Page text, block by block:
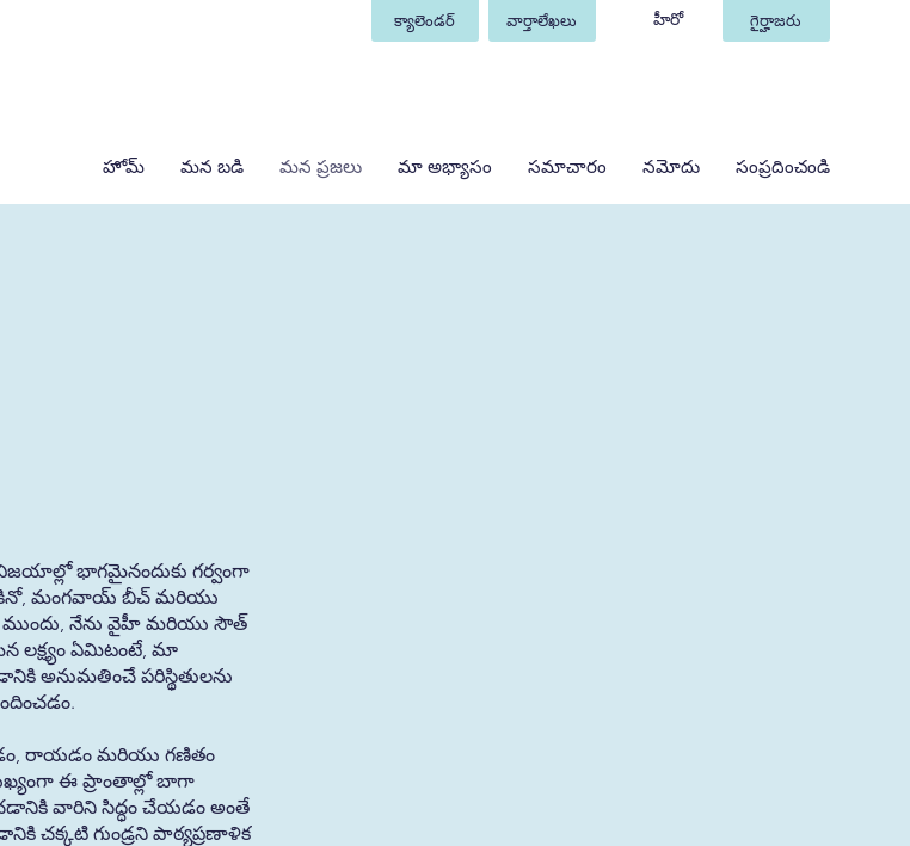
క్యాలెండర్ వార్తాలేఖలు హీరో గైర్హాజరు
హోమ్ మన బడి మన ప్రజలు మా అభ్యాసం సమాచారం నమోదు సంప్రదించండి
భాగమైనందుకు గర్వంగా
వైకినో, మంగవాయ్ బీచ్ మరియు
ముందు, నేను వైహీ మరియు సౌత్
లక్ష్యం ఏమిటంటే, మా
అనుమతించే పరిస్థితులను
రాయడం మరియు గణితం
ఈ ప్రాంతాల్లో బాగా
వారిని సిద్ధం చేయడం అంతే
చక్కటి గుండ్రని పాఠ్యప్రణాళిక